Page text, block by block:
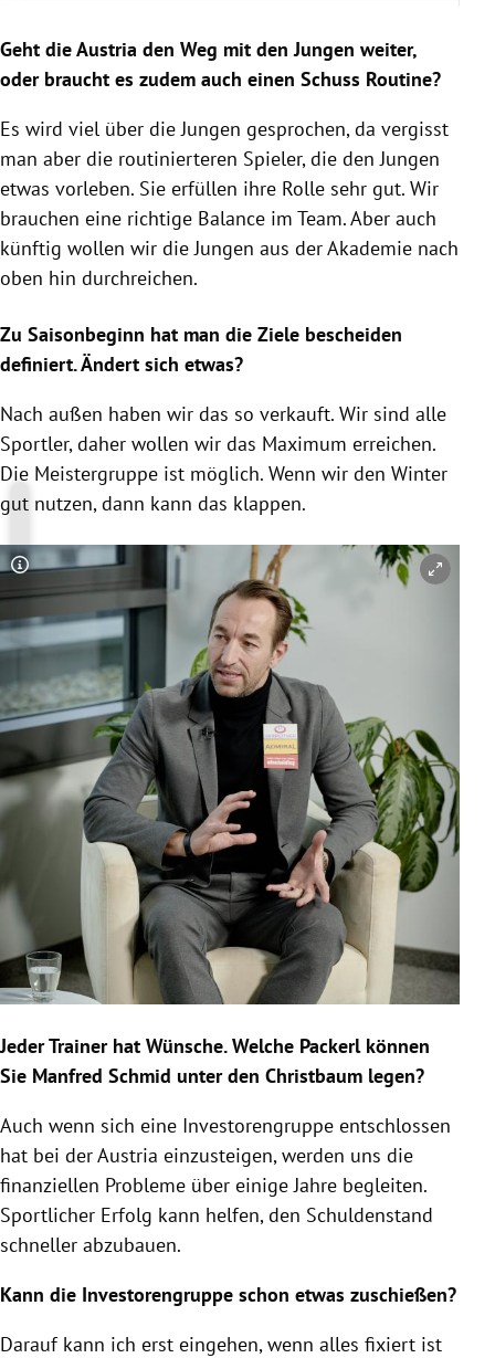
Geht die Austria den Weg mit den Jungen weiter,
oder braucht es zudem auch einen Schuss Routine?
Es wird viel über die Jungen gesprochen, da vergisst
man aber die routinierteren Spieler, die den Jungen
etwas vorleben. Sie erfüllen ihre Rolle sehr gut. Wir
brauchen eine richtige Balance im Team. Aber auch
künftig wollen wir die Jungen aus der Akademie nach
oben hin durchreichen.
Zu Saisonbeginn hat man die Ziele bescheiden
definiert. Ändert sich etwas?
Nach außen haben wir das so verkauft. Wir sind alle
Sportler, daher wollen wir das Maximum erreichen.
Die Meistergruppe ist möglich. Wenn wir den Winter
gut nutzen, dann kann das klappen.
Copyright-Hinweis öffnen/schließen
Jeder Trainer hat Wünsche. Welche Packerl können
Sie Manfred Schmid unter den Christbaum legen?
Auch wenn sich eine Investorengruppe entschlossen
hat bei der Austria einzusteigen, werden uns die
finanziellen Probleme über einige Jahre begleiten.
Sportlicher Erfolg kann helfen, den Schuldenstand
schneller abzubauen.
Kann die Investorengruppe schon etwas zuschießen?
Darauf kann ich erst eingehen, wenn alles fixiert ist